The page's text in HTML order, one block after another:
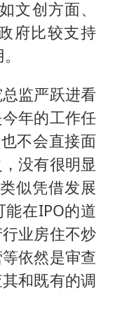
文创方面、
府比较支持
监严跃进看
年的工作任
不会直接面
没有很明显
似凭借发展
在IPO的道
业房住不炒
依然是审查
和既有的调